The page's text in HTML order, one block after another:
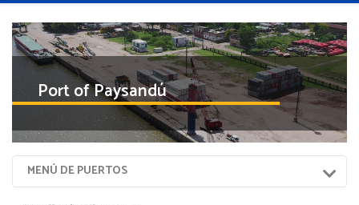
Port of Paysandú
Menú
Sección
Puerto
MENÚ DE PUERTOS